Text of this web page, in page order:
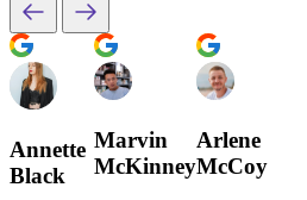
Annette
Black
Marvin
McKinney
Arlene
McCoy